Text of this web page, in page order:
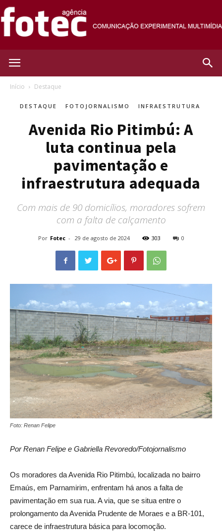
Início Destaque
DESTAQUE FOTOJORNALISMO INFRAESTRUTURA
Avenida Rio Pitimbú: A
luta continua pela
pavimentação e
infraestrutura adequada
Com mais de 90 domicílios, moradores sofrem
com a falta de calçamento
Por Fotec - 29 de agosto de 2024 303 0
Foto: Renan Felipe
Por Renan Felipe e Gabriella Revoredo/Fotojornalismo
Os moradores da Avenida Rio Pitimbú, localizada no bairro
Emaús, em Parnamirim, enfrentam há anos a falta de
pavimentação em sua rua. A via, que se situa entre o
prolongamento da Avenida Prudente de Moraes e a BR-101,
carece de infraestrutura básica para locomoção.